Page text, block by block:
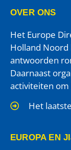
OVER ONS
Het Europe
Holland
antwoorden
Daarnaast
activiteiten
Het
EUROPA EN